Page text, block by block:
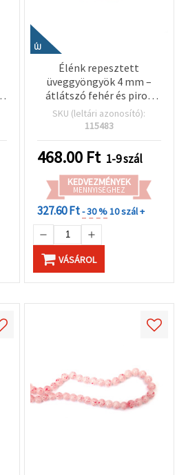
ÚJ
Élénk repesztett
üveggyöngyök 4 mm –
átlátszó fehér és piros
(assorted/mix), 1 mm
furat, szál kb. 205 db –
ékszerkészítéshez és
kreatív kézműves DIY
alkotásokhoz
SKU (leltári azonosító):
115483
468.00 Ft 1-9 szál
KEDVEZMÉNYEK
MENNYISÉGHEZ
327.60 Ft- 30 %10 szál +
VÁSÁROL